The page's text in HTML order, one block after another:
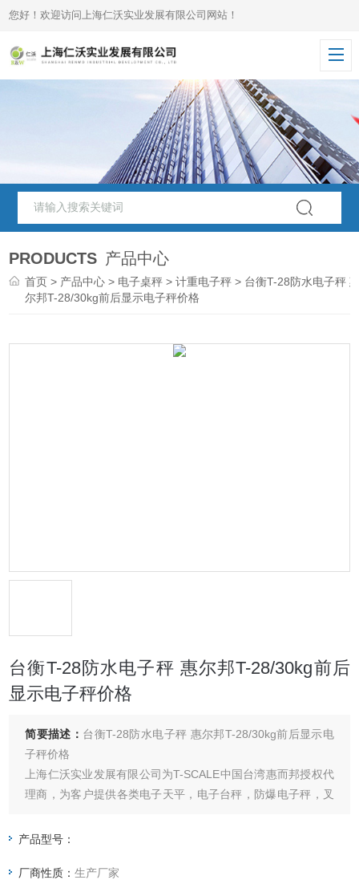
您好！欢迎访问上海仁沃实业发展有限公司网站！
PRODUCTS 产品中心
首页 > 产品中心 > 电子桌秤 >计重电子秤 > 台衡T-28防水电子秤
尔邦T-28/30kg前后显示电子秤价格
台衡T-28防水电子秤 惠尔邦T-28/30kg前后
显示电子秤价格
简要描述： 台衡T-28防水电子秤 惠尔邦T-28/30kg前后显示电
子秤价格
上海仁沃实业发展有限公司为T-SCALE中国台湾惠而邦授权代
理商，为客户提供各类电子天平，电子台秤，防爆电子秤，叉
加工制造及维修；上海，嘉兴，昆山，杭州，南京，合肥，重
恼，让您称心如意
产品型号：
厂商性质：生产厂家